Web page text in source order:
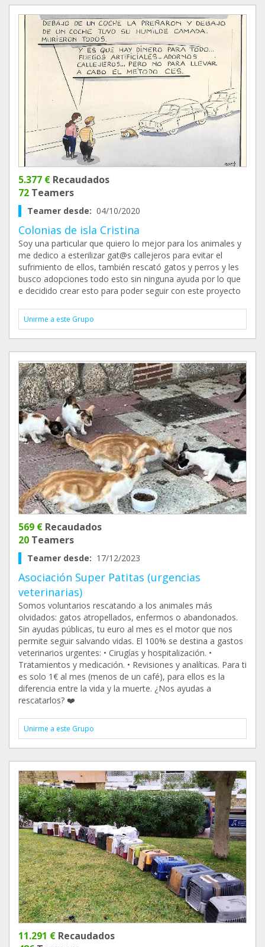
5.377 € Recaudados
72 Teamers
Teamer desde: 04/10/2020
Colonias de isla Cristina
Soy una particular que quiero lo mejor para los animales y
me dedico a esterilizar gat@s callejeros para evitar el
sufrimiento de ellos, también rescató gatos y perros y les
busco adopciones todo esto sin ninguna ayuda por lo que
e decidido crear esto para poder seguir con este proyecto
Unirme a este Grupo
569 € Recaudados
20 Teamers
Teamer desde: 17/12/2023
Asociación Super Patitas (urgencias
veterinarias)
Somos voluntarios rescatando a los animales más
olvidados: gatos atropellados, enfermos o abandonados.
Sin ayudas públicas, tu euro al mes es el motor que nos
permite seguir salvando vidas. El 100% se destina a gastos
veterinarios urgentes: • Cirugías y hospitalización. •
Tratamientos y medicación. • Revisiones y analíticas. Para ti
es solo 1€ al mes (menos de un café), para ellos es la
diferencia entre la vida y la muerte. ¿Nos ayudas a
rescatarlos? ❤️
Unirme a este Grupo
11.291 € Recaudados